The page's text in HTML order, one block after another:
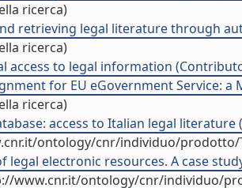
ricerca)
retrieving legal literature through
ricerca)
access to legal information
for EU eGovernment Service:
ricerca)
access to Italian legal
ontology/cnr/individuo/prodotto/
legal electronic resources. A case
www.cnr.it/ontology/cnr/individuo/